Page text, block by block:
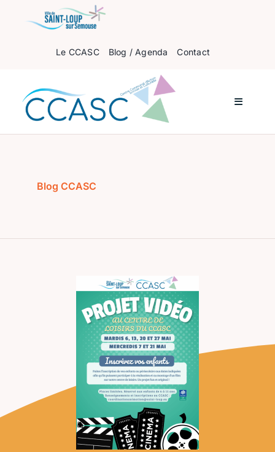
Le CCASC Blog / Agenda Contact
Accueil
Blog CCASC